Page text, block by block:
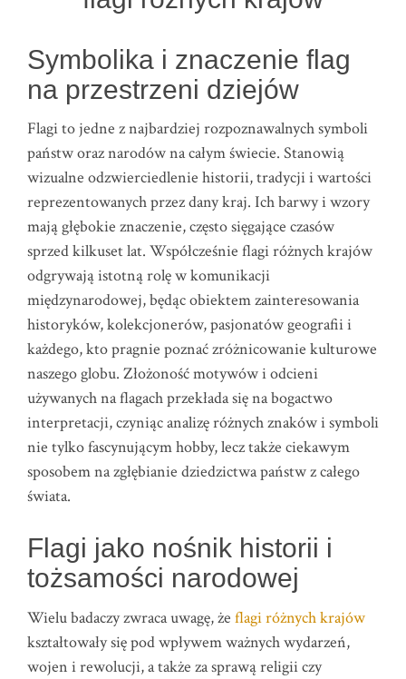
Symbolika i znaczenie flag
na przestrzeni dziejów
Flagi to jedne z najbardziej rozpoznawalnych symboli
państw oraz narodów na całym świecie. Stanowią
wizualne odzwierciedlenie historii, tradycji i wartości
reprezentowanych przez dany kraj. Ich barwy i wzory
mają głębokie znaczenie, często sięgające czasów
sprzed kilkuset lat. Współcześnie flagi różnych krajów
odgrywają istotną rolę w komunikacji
międzynarodowej, będąc obiektem zainteresowania
historyków, kolekcjonerów, pasjonatów geografii i
każdego, kto pragnie poznać zróżnicowanie kulturowe
naszego globu. Złożoność motywów i odcieni
używanych na flagach przekłada się na bogactwo
interpretacji, czyniąc analizę różnych znaków i symboli
nie tylko fascynującym hobby, lecz także ciekawym
sposobem na zgłębianie dziedzictwa państw z całego
świata.
Flagi jako nośnik historii i
tożsamości narodowej
Wielu badaczy zwraca uwagę, że flagi różnych krajów
kształtowały się pod wpływem ważnych wydarzeń,
wojen i rewolucji, a także za sprawą religii czy